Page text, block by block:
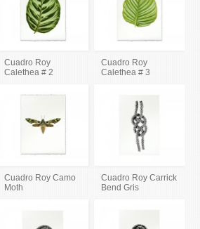
Cuadro Roy
Calethea # 2
Cuadro Roy
Calethea # 3
Cuadro Roy Camo
Moth
Cuadro Roy Carrick
Bend Gris